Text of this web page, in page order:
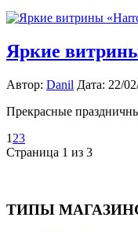
Яркие
Автор: Danil Дата: 22/
Прекрасные
1 23
Страница 1 из 3
ТИПЫ